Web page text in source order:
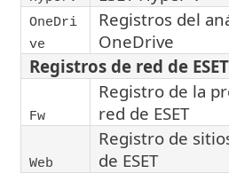
OneDri
ve
Registros del
OneDrive
Registros de red de ESET
Fw
Registro de la
red de ESET
Web
Registro de
de ESET